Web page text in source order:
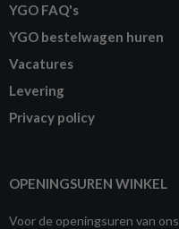
YGO FAQ's
YGO bestelwagen huren
Vacatures
Levering
Privacy policy
OPENINGSUREN WINKEL
Voor de openingsuren van ons